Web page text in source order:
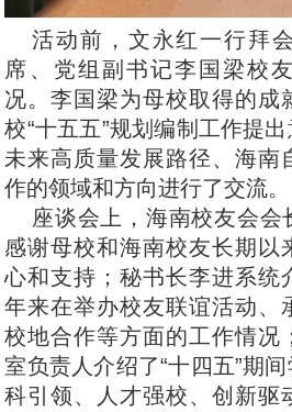
活动前，文永红一行拜
席、党组副书记李国梁校
况。李国梁为母校取得的成
校“十五五”规划编制工作提
未来高质量发展路径、海南
作的领域和方向进行了交流。
座谈会上，海南校友会会
感谢母校和海南校友长期以
心和支持；秘书长李进系统
年来在举办校友联谊活动、
校地合作等方面的工作情况
室负责人介绍了“十四五”期
科引领、人才强校、创新驱